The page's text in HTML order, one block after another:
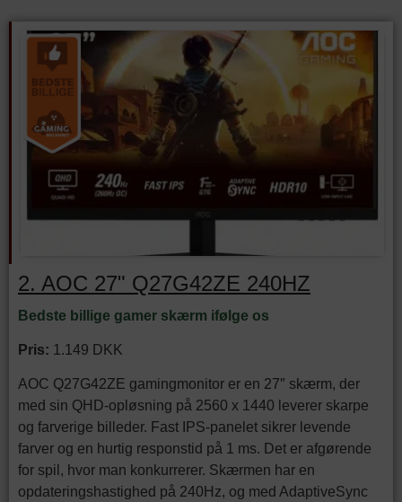
2. AOC 27" Q27G42ZE 240HZ
Bedste billige gamer skærm ifølge os
Pris: 1.149 DKK
AOC Q27G42ZE gamingmonitor er en 27″ skærm, der
med sin QHD-opløsning på 2560 x 1440 leverer skarpe
og farverige billeder. Fast IPS-panelet sikrer levende
farver og en hurtig responstid på 1 ms. Det er afgørende
for spil, hvor man konkurrerer. Skærmen har en
opdateringshastighed på 240Hz, og med AdaptiveSync